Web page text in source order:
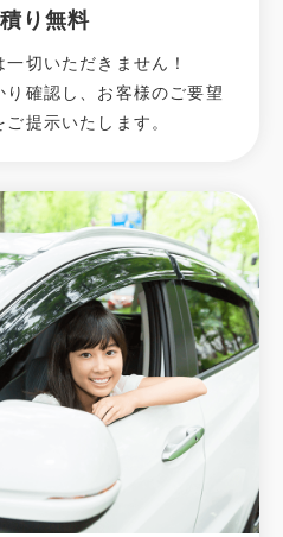
り無料
切いただきません！
確認し、お客様のご要望
提示いたします。